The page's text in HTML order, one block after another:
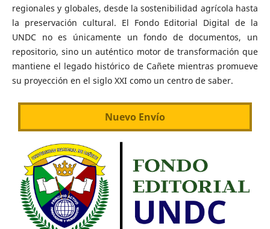
regionales y globales, desde la sostenibilidad agrícola hasta
la preservación cultural. El Fondo Editorial Digital de la
UNDC no es únicamente un fondo de documentos, un
repositorio, sino un auténtico motor de transformación que
mantiene el legado histórico de Cañete mientras promueve
su proyección en el siglo XXI como un centro de saber.
Nuevo Envío